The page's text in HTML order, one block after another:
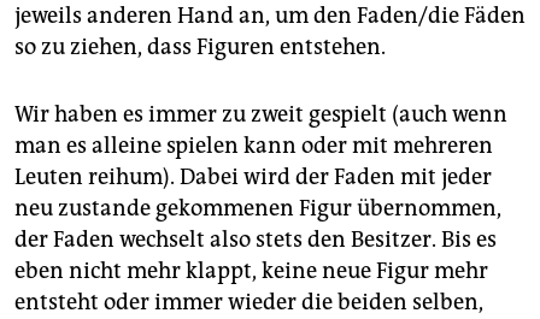
jeweils anderen Hand an, um den Faden/die Fäden
so zu ziehen, dass Figuren entstehen.
Wir haben es immer zu zweit gespielt (auch wenn
man es alleine spielen kann oder mit mehreren
Leuten reihum). Dabei wird der Faden mit jeder
neu zustande gekommenen Figur übernommen,
der Faden wechselt also stets den Besitzer. Bis es
eben nicht mehr klappt, keine neue Figur mehr
entsteht oder immer wieder die beiden selben,